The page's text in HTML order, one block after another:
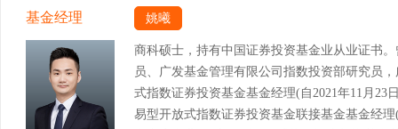
基金经理 姚曦
商科硕士，持有中国证券投资基金业从业证书
员、广发基金管理有限公司指数投资部研究员
式指数证券投资基金基金经理(自2021年11月23
易型开放式指数证券投资基金联接基金基金经理